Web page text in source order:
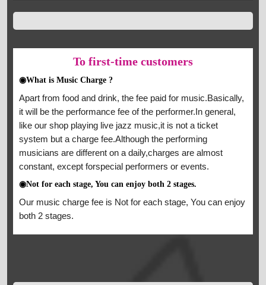
To first-time customers
◉What is Music Charge ?
Apart from food and drink, the fee paid for music.Basically,
it will be the performance fee of the performer.In general,
like our shop playing live jazz music,it is not a ticket
system but a charge fee.Although the performing
musicians are different on a daily,charges are almost
constant, except forspecial performers or events.
◉Not for each stage, You can enjoy both 2 stages.
Our music charge fee is Not for each stage, You can enjoy
both 2 stages.